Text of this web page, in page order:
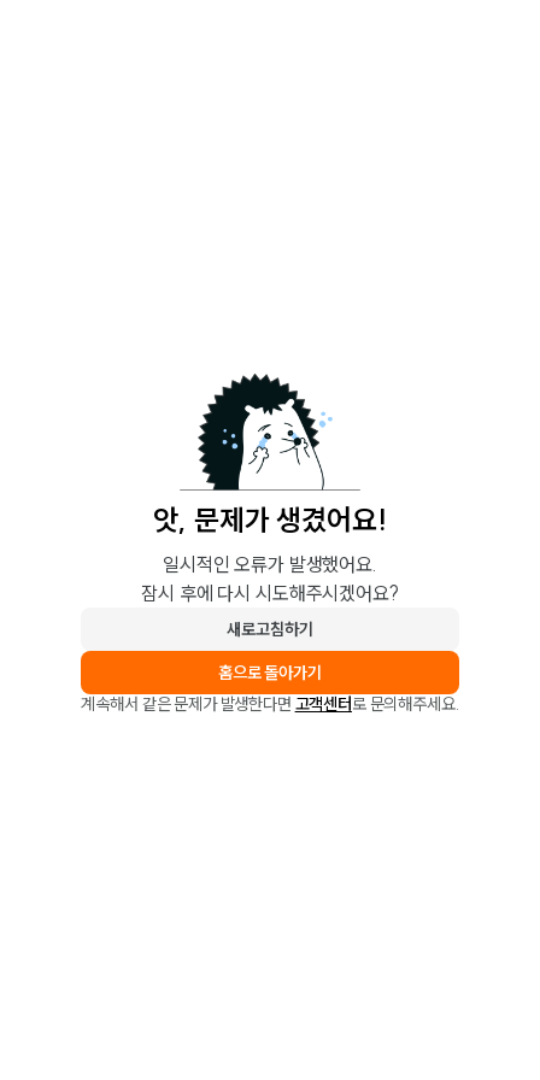
앗, 문제가 생겼어요!
일시적인 오류가 발생했어요.
잠시 후에 다시 시도해주시겠어요?
새로고침하기
홈으로 돌아가기
계속해서 같은 문제가 발생한다면 고객센터로 문의해주세요.